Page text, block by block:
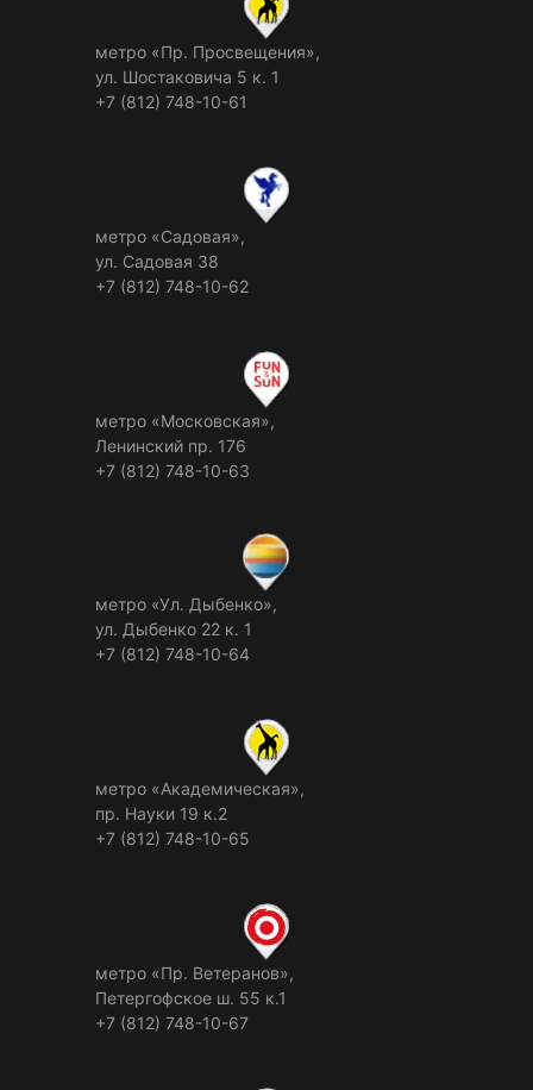
метро «Пр. Просвещения»,
ул. Шостаковича 5 к. 1
+7 (812) 748-10-61
метро «Садовая»,
ул. Садовая 38
+7 (812) 748-10-62
метро «Московская»,
Ленинский пр. 176
+7 (812) 748-10-63
метро «Ул. Дыбенко»,
ул. Дыбенко 22 к. 1
+7 (812) 748-10-64
метро «Академическая»,
пр. Науки 19 к.2
+7 (812) 748-10-65
метро «Пр. Ветеранов»,
Петергофское ш. 55 к.1
+7 (812) 748-10-67